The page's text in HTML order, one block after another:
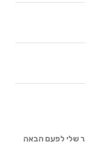
שלי לפעם הבאה